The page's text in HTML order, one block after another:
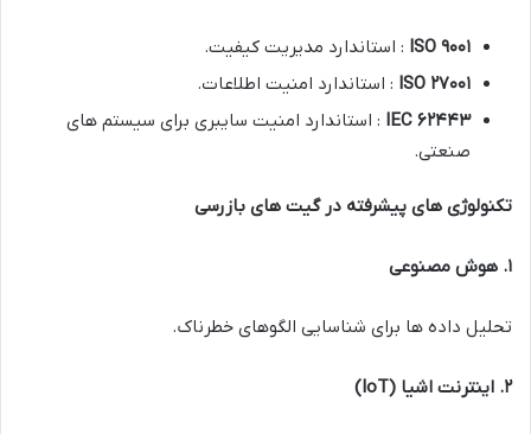
ISO ۹۰۰۱
: استاندارد مدیریت کیفیت.
ISO ۲۷۰۰۱
: استاندارد امنیت اطلاعات.
IEC ۶۲۴۴۳
: استاندارد امنیت سایبری برای سیستم های
صنعتی.
تکنولوژی های پیشرفته در گیت های بازرسی
۱. هوش مصنوعی
تحلیل داده ها برای شناسایی الگوهای خطرناک.
۲. اینترنت اشیا (IoT)